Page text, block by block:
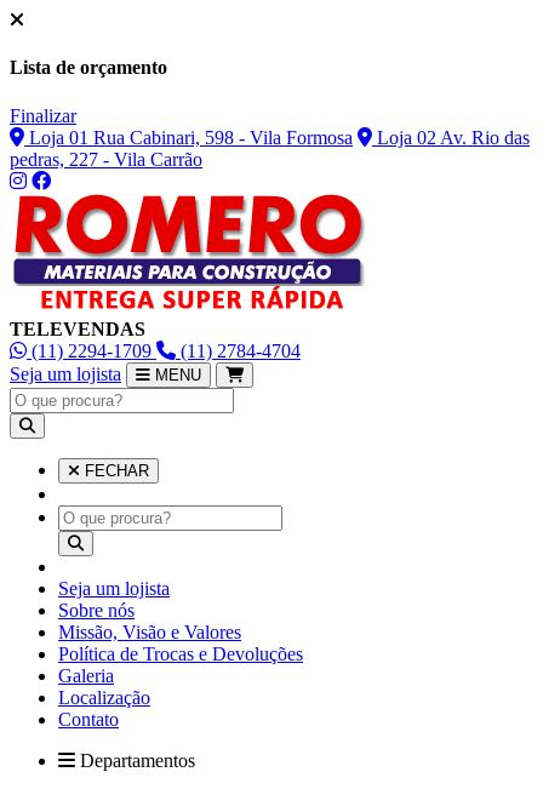
Lista de orçamento
Finalizar
Loja 01 Rua Cabinari, 598 - Vila Formosa
Loja 02 Av. Rio das
pedras, 227 - Vila Carrão
TELEVENDAS
(11) 2294-1709
(11) 2784-4704
Seja um lojista
MENU
FECHAR
Seja um lojista
Sobre nós
Missão, Visão e Valores
Política de Trocas e Devoluções
Galeria
Localização
Contato
Departamentos